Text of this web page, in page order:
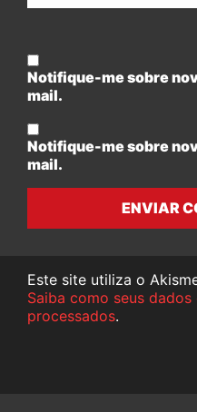
Notifique-me sobre
mail.
Notifique-me sobre
mail.
ENVIAR
Este site utiliza o
Saiba como seus
processados.